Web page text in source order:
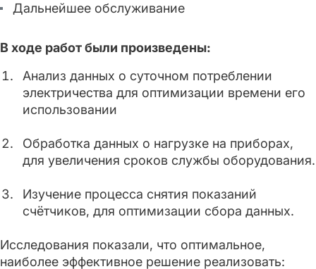
Дальнейшее обслуживание
В ходе работ были произведены:
Анализ данных о суточном потреблении
электричества для оптимизации времени его
использовании
Обработка данных о нагрузке на приборах,
для увеличения сроков службы оборудования.
Изучение процесса снятия показаний
счётчиков, для оптимизации сбора данных.
Исследования показали, что оптимальное,
наиболее эффективное решение реализовать: